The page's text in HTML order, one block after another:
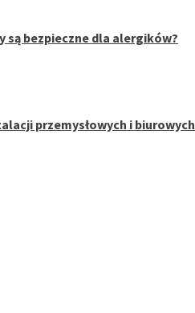
są bezpieczne dla alergików?
przemysłowych i biurowych